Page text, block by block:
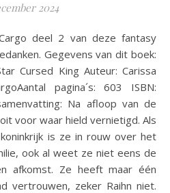
2024
Gegevens van dit boek:
Cursed King Auteur: Carissa
pagina´s: 603 ISBN:
Na afloop van de
voor waar hield vernietigd. Als
is ze in rouw over het
ook al weet ze niet eens de
afkomst. Ze heeft maar één
vertrouwen, zeker Raihn niet.